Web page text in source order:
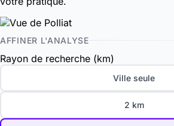
AFFINER L'ANALYSE
Rayon de recherche (km)
Ville seule
2 km